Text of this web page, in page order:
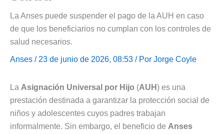
La Anses puede suspender el pago de la AUH en caso
de que los beneficiarios no cumplan con los controles de
salud necesarios.
Anses / 23 de junio de 2026, 08:53 / Por Jorge Coyle
La Asignación Universal por Hijo (AUH ) es una
prestación destinada a garantizar la protección social de
niños y adolescentes cuyos padres trabajan
informalmente. Sin embargo, el beneficio de Anses